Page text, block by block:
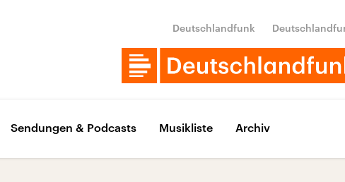
Deutschlandfunk
Sendungen & Podcasts Musikliste Archiv